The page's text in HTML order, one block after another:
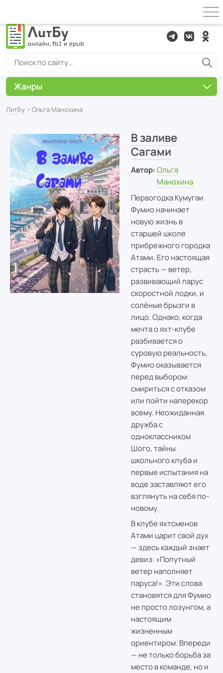
ЛитБу › Ольга Манохина
В заливе
Сагами
Автор: Ольга
Манохина
Первогодка Кумугаи
Фумио начинает
новую жизнь в
старшей школе
прибрежного городка
Атами. Его настоящая
страсть — ветер,
развивающий парус
скоростной лодки, и
солёные брызги в
лицо. Однако, когда
мечта о яхт-клубе
разбивается о
суровую реальность,
Фумио оказывается
перед выбором:
смириться с отказом
или пойти наперекор
всему. Неожиданная
дружба с
одноклассником
Шого, тайны
школьного клуба и
первые испытания на
воде заставляют его
взглянуть на себя по-
новому.
В клубе яхтсменов
Атами царит свой дух
— здесь каждый знает
девиз: «Попутный
ветер наполняет
паруса!». Эти слова
становятся для Фумио
не просто лозунгом, а
настоящим
жизненным
ориентиром. Впереди
— не только борьба за
место в команде, но и
Жанры